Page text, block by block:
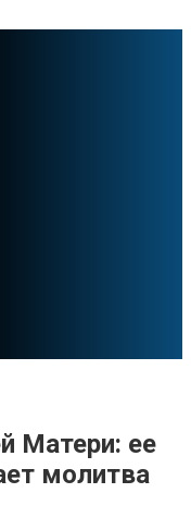
Матери: ее
молитва